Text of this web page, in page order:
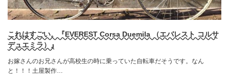
これはすごい。『EVEREST Corsa Duemila （エバレスト コルサ
デュエミラ）』
お嫁さんのお兄さんが高校生の時に乗っていた自転車だそうです。なん
と！！！土屋製作…